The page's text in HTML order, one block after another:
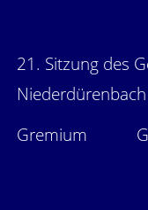
21. Sitzung des
Niederdürenbach
Gremium